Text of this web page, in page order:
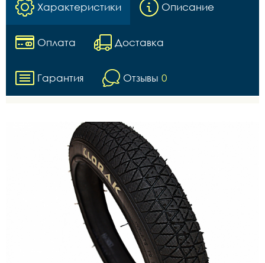
Характеристики Описание
Оплата Доставка
Гарантия Отзывы 0